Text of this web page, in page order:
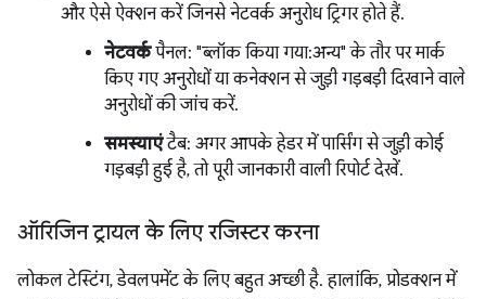
और ऐसे ऐक्शन करें जिनसे नेटवर्क अनुरोध ट्रिगर होते हैं.
नेटवर्कपैनल: "ब्लॉक किया गया:अन्य" के तौर पर मार्क
किए गए अनुरोधों या कनेक्शन से जुड़ी गड़बड़ी दिखाने वाले
अनुरोधों की जांच करें.
समस्याएंटैब: अगर आपके हेडर में पार्सिंग से जुड़ी कोई
गड़बड़ी हुई है, तो पूरी जानकारी वाली रिपोर्ट देखें.
ऑरिजिन ट्रायल के लिए रजिस्टर करना
लोकल टेस्टिंग, डेवलपमेंट के लिए बहुत अच्छी है. हालांकि, प्रोडक्शन में